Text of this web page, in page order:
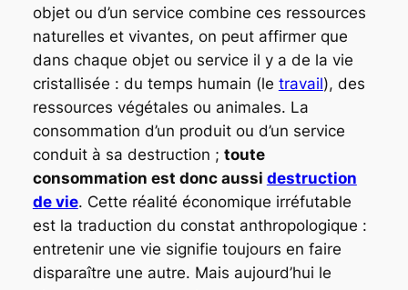
objet ou d’un service combine ces ressources
naturelles et vivantes, on peut affirmer que
dans chaque objet ou service il y a de la vie
cristallisée : du temps humain (le travail), des
ressources végétales ou animales. La
consommation d’un produit ou d’un service
conduit à sa destruction ; toute
consommation est donc aussi destruction
de vie. Cette réalité économique irréfutable
est la traduction du constat anthropologique :
entretenir une vie signifie toujours en faire
disparaître une autre. Mais aujourd’hui le